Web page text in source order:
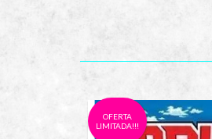
OFERTA
LIMITADA!!!